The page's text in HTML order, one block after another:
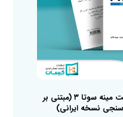
تفسیر سیاهه چند وجهی شخصیت مینه سوتا ۳ (مبتنی بر
نسخه ایرانی)